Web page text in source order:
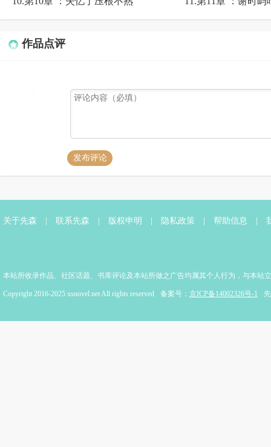
作品点评
发布评论
关于先森 联系先森 版权申明 隐私政策 帮助信息
本站所收录作品、社区话题、书库评论及本站所做之广告均属其个人行为，与本站
Copyright 2016-2025 xsnovel.net All rights reserved 备案号： 京ICP备14002326号-1